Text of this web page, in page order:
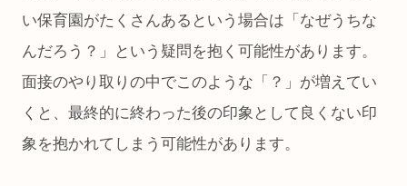
い保育園がたくさんあるという場合は「なぜうちな
んだろう？」という疑問を抱く可能性があります。
面接のやり取りの中でこのような「？」が増えてい
くと、最終的に終わった後の印象として良くない印
象を抱かれてしまう可能性があります。